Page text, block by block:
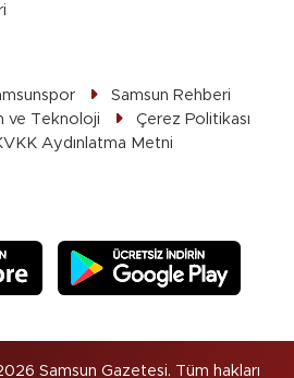
Samsun Rehberi
ve Teknoloji
Çerez Politikası
Aydınlatma Metni
Samsun Gazetesi. Tüm hakları